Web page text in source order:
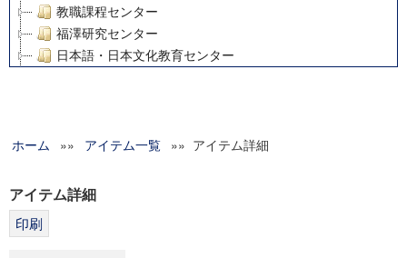
教職課程センター
福澤研究センター
日本語・日本文化教育センター
グローバルリサーチインスティテュート
科学研究費補助金研究成果報告書
ホーム »» アイテム一覧 »» アイテム詳細
アイテム詳細